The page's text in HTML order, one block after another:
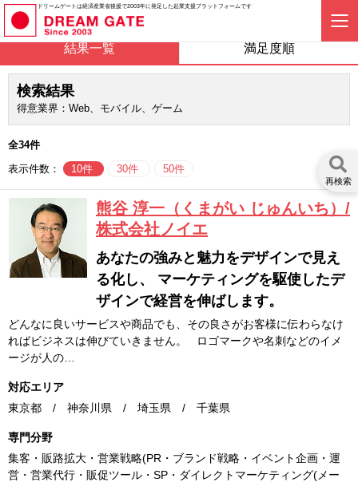
ドリームゲートは経済産業省後援で2003年に発足した起業支援プラットフォームです
結果一覧 満足度順
検索結果
得意業界：Web、モバイル、ゲーム
全34件
表示件数：
10件 30件 50件
再検索
熊谷 淳一（くまがい じゅんいち）/
株式会社ノイエ
あなたの強みと魅力をデザインで見え
る化し、 マーケティングを駆使したデ
ザインで経営を伸ばします。
どんなに良いサービスや商品でも、その良さがお客様に伝わらなけ
ればビジネスは伸びていきません。 ロゴマークや名刺などのイメ
ージが人の…
対応エリア
東京都 / 神奈川県 / 埼玉県 / 千葉県
専門分野
集客・販路拡大・営業戦略(PR・ブランド戦略・イベント企画・運
営・営業代行・販促ツール・SP・ダイレクトマーケティング(メー